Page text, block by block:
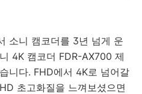
소니 캠코더를 3년 넘게 운
4K 캠코더 FDR-AX700 제
니다. FHD에서 4K로 넘어갈
초고화질을 느껴보셨으면